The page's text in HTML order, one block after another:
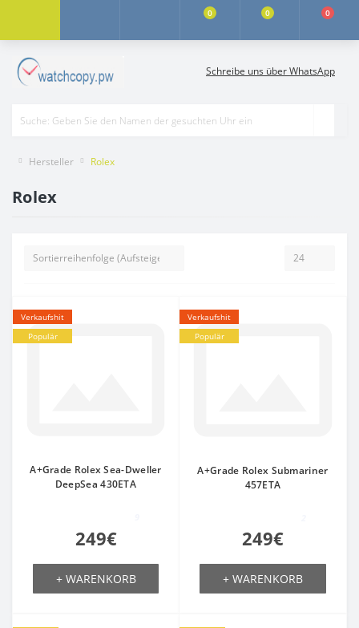
0 0 0
Schreibe uns über WhatsApp
Hersteller Rolex
Rolex
Verkaufshit
Populär
A+Grade Rolex Sea-Dweller
DeepSea 430ETA
249€
+ WARENKORB
Verkaufshit
Populär
A+Grade Rolex Submariner
457ETA
249€
+ WARENKORB